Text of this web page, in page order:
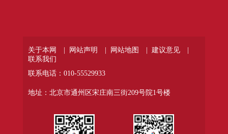
关于本网 | 网站声明 | 网站地图 |
建议意见 |
联系我们
联系电话：010-55529933
地址：北京市通州区宋庄南三街209号院1号楼